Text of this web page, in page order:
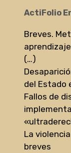
ActiFolio
Breves.
aprendizaje
(…)
del Estado
Fallos de
La
breves